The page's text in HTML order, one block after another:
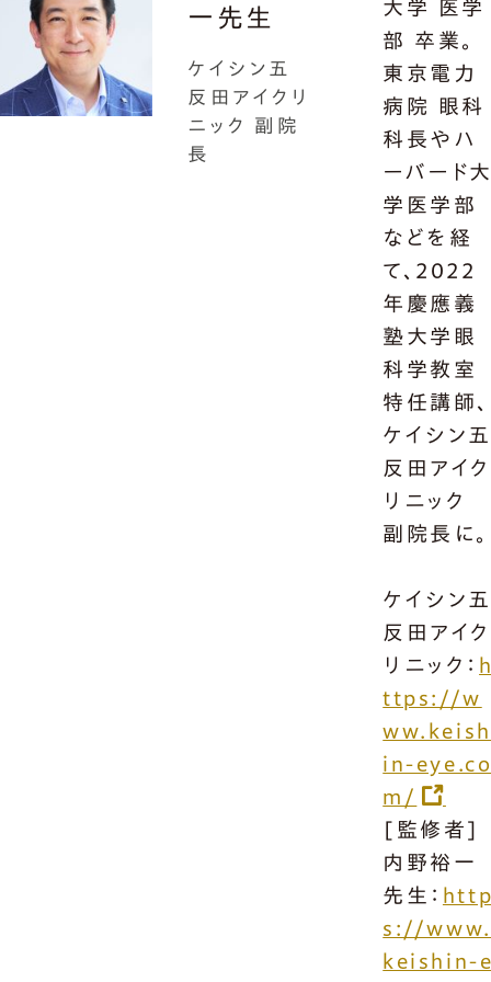
一先生
ケイシン五
反田アイクリ
ニック 副院
長
大学 医学
部 卒業。
東京電力
病院 眼科
科長やハ
ーバード大
学医学部
などを経
て、2022
年慶應義
塾大学眼
科学教室
特任講師、
ケイシン五
反田アイク
リニック
副院長に。
ケイシン五
反田アイク
リニック： h
ttps://w
ww.keish
in-eye.co
m/
[監修者]
内野裕一
先生： http
s://www.
keishin-e